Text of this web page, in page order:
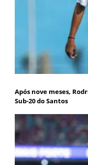
Após nove meses,
Sub-20 do Santos